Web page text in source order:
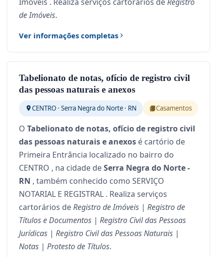
de Imóveis.
Ver informações completas
Tabelionato de notas, ofício de registro civil
das pessoas naturais e anexos
CENTRO · Serra Negra do Norte · RN Casamentos
O Tabelionato de notas, ofício de registro civil
das pessoas naturais e anexos é cartório de
Primeira Entrância localizado no bairro do
CENTRO , na cidade deSerra Negra do Norte -
RN , também conhecido como SERVIÇO
NOTARIAL E REGISTRAL . Realiza serviços
cartorários deRegistro de Imóveis | Registro de
Títulos e Documentos | Registro Civil das Pessoas
Jurídicas | Registro Civil das Pessoas Naturais |
Notas | Protesto de Títulos.